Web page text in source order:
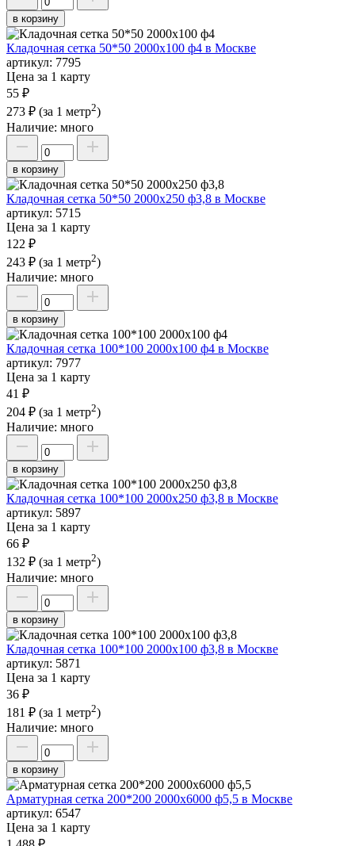
в корзину
Кладочная сетка 50*50 2000х100 ф4 в Москве
артикул: 7795
Цена за 1 карту
55 ₽
273 ₽ (за 1 метр2)
Наличие: много
в корзину
Кладочная сетка 50*50 2000х250 ф3,8 в Москве
артикул: 5715
Цена за 1 карту
122 ₽
243 ₽ (за 1 метр2)
Наличие: много
в корзину
Кладочная сетка 100*100 2000х100 ф4 в Москве
артикул: 7977
Цена за 1 карту
41 ₽
204 ₽ (за 1 метр2)
Наличие: много
в корзину
Кладочная сетка 100*100 2000х250 ф3,8 в Москве
артикул: 5897
Цена за 1 карту
66 ₽
132 ₽ (за 1 метр2)
Наличие: много
в корзину
Кладочная сетка 100*100 2000х100 ф3,8 в Москве
артикул: 5871
Цена за 1 карту
36 ₽
181 ₽ (за 1 метр2)
Наличие: много
в корзину
Арматурная сетка 200*200 2000х6000 ф5,5 в Москве
артикул: 6547
Цена за 1 карту